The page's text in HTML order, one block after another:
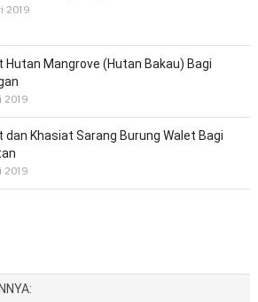
2019
Hutan Mangrove (Hutan Bakau) Bagi
2019
Khasiat Sarang Burung Walet Bagi
2019